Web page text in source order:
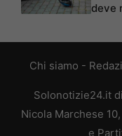
deve
Chi siamo -
Solonotizie24.it
Nicola Marchese
e